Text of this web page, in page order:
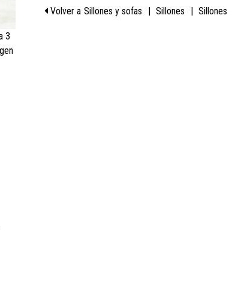
Volver a Sillones y sofas | Sillones | Sillones